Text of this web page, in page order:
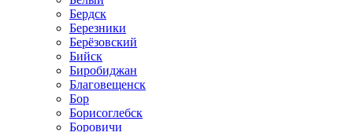
Бердск
Березники
Берёзовский
Бийск
Биробиджан
Благовещенск
Бор
Борисоглебск
Боровичи